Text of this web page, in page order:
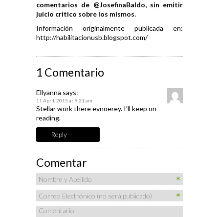
comentarios de @JosefinaBaldo, sin emitir
juicio crítico sobre los mismos.
Información originalmente publicada en:
http://habilitacionusb.blogspot.com/
1 Comentario
Ellyanna says:
11 April, 2015 at 9:21 am
Stellar work there evnoerey. I’ll keep on
reading.
Reply
Comentar
*
*